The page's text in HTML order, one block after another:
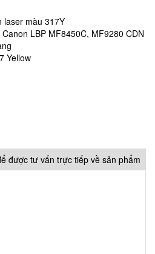
laser màu 317Y
LBP MF8450C, MF9280 CDN
Yellow
được tư vấn trực tiếp về sản phẩm